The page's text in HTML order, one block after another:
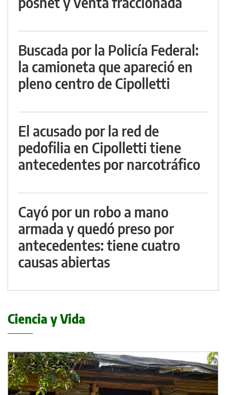
Buscada por la Policía Federal:
la camioneta que apareció en
pleno centro de Cipolletti
El acusado por la red de
pedofilia en Cipolletti tiene
antecedentes por narcotráfico
Cayó por un robo a mano
armada y quedó preso por
antecedentes: tiene cuatro
causas abiertas
Ciencia y Vida